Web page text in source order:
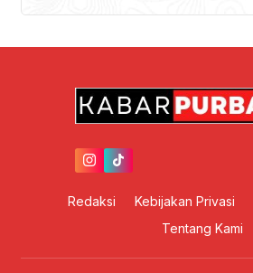
Redaksi Kebijakan Privasi
Tentang Kami